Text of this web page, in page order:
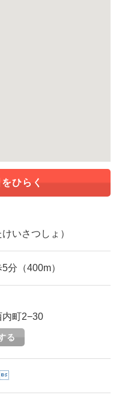
ひらく
いさつしょ）
分（400m）
町2−30
る